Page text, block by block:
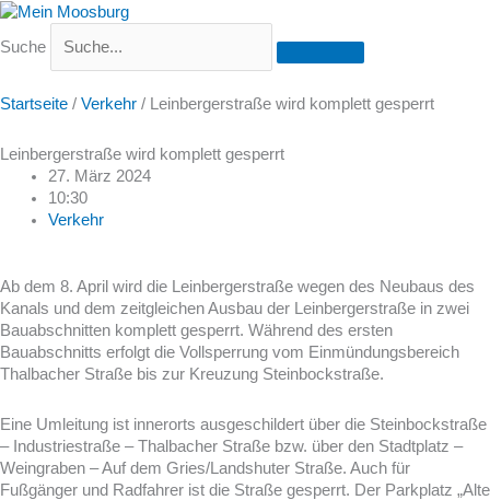
Suche
Startseite / Verkehr / Leinbergerstraße wird komplett gesperrt
Leinbergerstraße wird komplett gesperrt
27. März 2024
10:30
Verkehr
Ab dem 8. April wird die Leinbergerstraße wegen des Neubaus des
Kanals und dem zeitgleichen Ausbau der Leinbergerstraße in zwei
Bauabschnitten komplett gesperrt. Während des ersten
Bauabschnitts erfolgt die Vollsperrung vom Einmündungsbereich
Thalbacher Straße bis zur Kreuzung Steinbockstraße.
Eine Umleitung ist innerorts ausgeschildert über die Steinbockstraße
– Industriestraße – Thalbacher Straße bzw. über den Stadtplatz –
Weingraben – Auf dem Gries/Landshuter Straße. Auch für
Fußgänger und Radfahrer ist die Straße gesperrt. Der Parkplatz „Alte